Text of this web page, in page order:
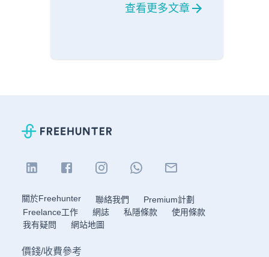
查看更多文章
關於Freehunter 聯絡我們
Premium計劃
Freelance工作
網誌 私隱條款
使用條款
我有疑問
網站地圖
價錢/收費參考